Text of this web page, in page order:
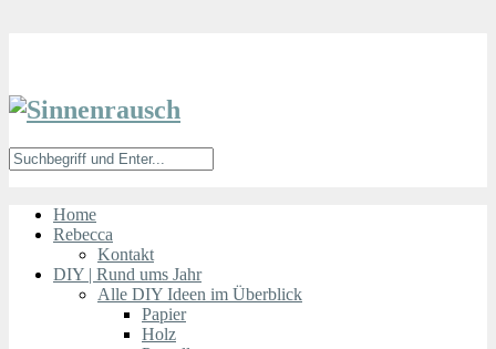
Home
Rebecca
Kontakt
DIY | Rund ums Jahr
Alle DIY Ideen im Überblick
Papier
Holz